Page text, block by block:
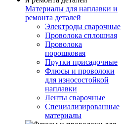
Материалы для наплавки и
ремонта деталей
Электроды сварочные
Проволока сплошная
Проволока
порошковая
Прутки присадочные
Флюсы и проволоки
для износостойкой
наплавки
Ленты сварочные
Специализированные
материалы